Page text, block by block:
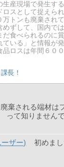
生産現場で発生す
ロスとして捉えら
万トンも廃棄され
めずして、国内で
食べられるのに
ている」と情報が
ロスは年間６０
課長！
廃棄される端材は
て知りませんで
ザー)
初めま